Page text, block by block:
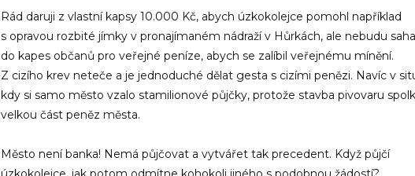
Rád daruji z vlastní kapsy 10.000 Kč, abych úzkokolejce pomohl například
s opravou rozbité jímky v pronajímaném nádraží v Hůrkách, ale nebudu
do kapes občanů pro veřejné peníze, abych se zalíbil veřejnému mínění.
Z cizího krev neteče a je jednoduché dělat gesta s cizími penězi. Navíc v
kdy si samo město vzalo stamilionové půjčky, protože stavba pivovaru
velkou část peněz města.
Město není banka! Nemá půjčovat a vytvářet tak precedent. Když půjčí